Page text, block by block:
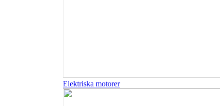
Elektriska motorer